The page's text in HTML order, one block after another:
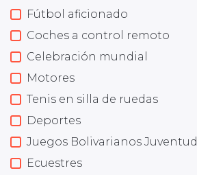
Fútbol aficionado
Coches a control remoto
Celebración mundial
Motores
Tenis en silla de ruedas
Deportes
Juegos Bolivarianos Juventud
Ecuestres